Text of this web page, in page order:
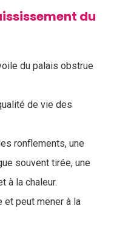
du
du palais obstrue
de vie des
ronflements, une
souvent tirée, une
à la chaleur.
et peut mener à la